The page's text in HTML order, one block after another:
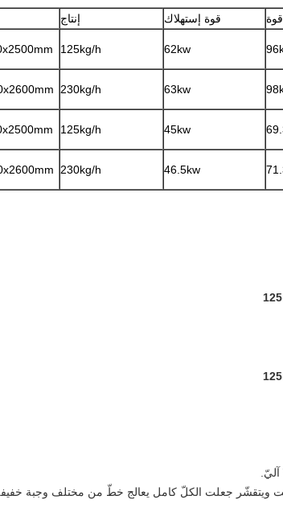
قوة إستهلاك إنتاج
62kw
125kg/h
63kw
230kg/h
45kw
125kg/h
46.5kw
230kg/h